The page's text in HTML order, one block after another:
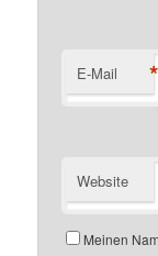
E-Mail *
Website
Meinen